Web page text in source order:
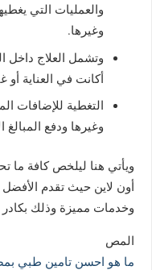
والعمليات التي
وغيرها.
وتشمل العلاج داخل
أكانت في العناية أو
التغطية للإضافات
وغيرها ودفع المبالغ
ويأتي هنا ليلخص كافة ما
أون لاين حيث تقدم
وخدمات مميزة وذلك
المص
ما هو احسن تامين طبي